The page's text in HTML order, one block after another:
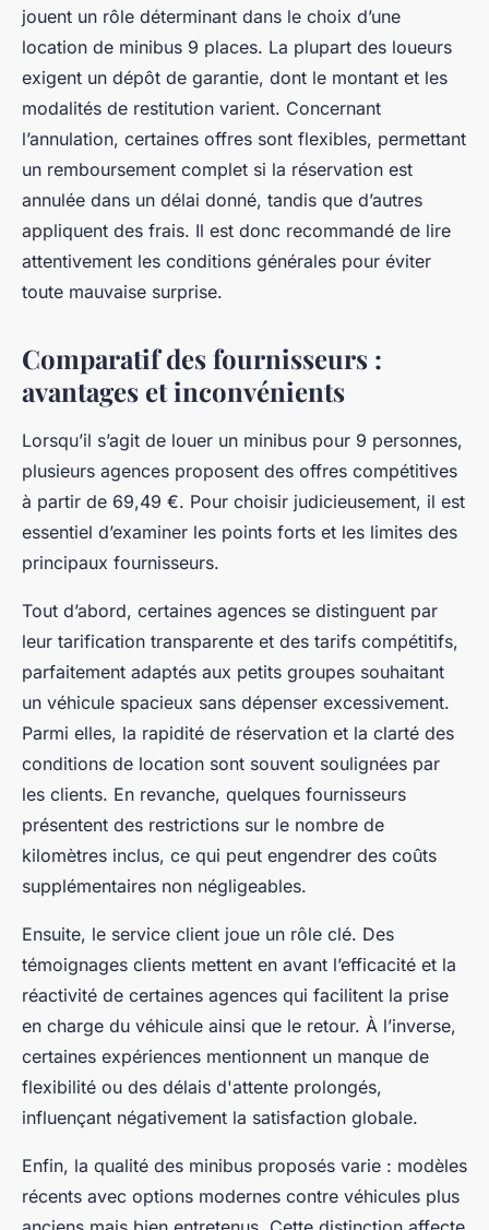
jouent un rôle déterminant dans le choix d’une
location de minibus 9 places. La plupart des loueurs
exigent un dépôt de garantie, dont le montant et les
modalités de restitution varient. Concernant
l’annulation, certaines offres sont flexibles, permettant
un remboursement complet si la réservation est
annulée dans un délai donné, tandis que d’autres
appliquent des frais. Il est donc recommandé de lire
attentivement les conditions générales pour éviter
toute mauvaise surprise.
Comparatif des fournisseurs :
avantages et inconvénients
Lorsqu’il s’agit de louer un minibus pour 9 personnes,
plusieurs agences proposent des offres compétitives
à partir de 69,49 €. Pour choisir judicieusement, il est
essentiel d’examiner les points forts et les limites des
principaux fournisseurs.
Tout d’abord, certaines agences se distinguent par
leur tarification transparente et des tarifs compétitifs,
parfaitement adaptés aux petits groupes souhaitant
un véhicule spacieux sans dépenser excessivement.
Parmi elles, la rapidité de réservation et la clarté des
conditions de location sont souvent soulignées par
les clients. En revanche, quelques fournisseurs
présentent des restrictions sur le nombre de
kilomètres inclus, ce qui peut engendrer des coûts
supplémentaires non négligeables.
Ensuite, le service client joue un rôle clé. Des
témoignages clients mettent en avant l’efficacité et la
réactivité de certaines agences qui facilitent la prise
en charge du véhicule ainsi que le retour. À l’inverse,
certaines expériences mentionnent un manque de
flexibilité ou des délais d'attente prolongés,
influençant négativement la satisfaction globale.
Enfin, la qualité des minibus proposés varie : modèles
récents avec options modernes contre véhicules plus